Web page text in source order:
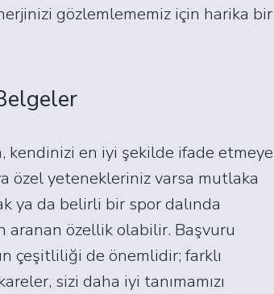
gözlemlememiz için harika bir
en iyi şekilde ifade etmeye
özel yetenekleriniz varsa mutlaka
ya da belirli bir spor dalında
aranan özellik olabilir. Başvuru
çeşitliliği de önemlidir; farklı
sizi daha iyi tanımamızı